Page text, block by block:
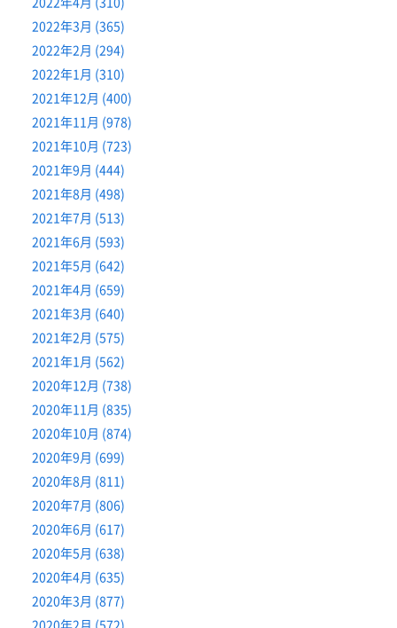
2022年3月 (365)
2022年2月 (294)
2022年1月 (310)
2021年12月 (400)
2021年11月 (978)
2021年10月 (723)
2021年9月 (444)
2021年8月 (498)
2021年7月 (513)
2021年6月 (593)
2021年5月 (642)
2021年4月 (659)
2021年3月 (640)
2021年2月 (575)
2021年1月 (562)
2020年12月 (738)
2020年11月 (835)
2020年10月 (874)
2020年9月 (699)
2020年8月 (811)
2020年7月 (806)
2020年6月 (617)
2020年5月 (638)
2020年4月 (635)
2020年3月 (877)
2020年2月 (572)